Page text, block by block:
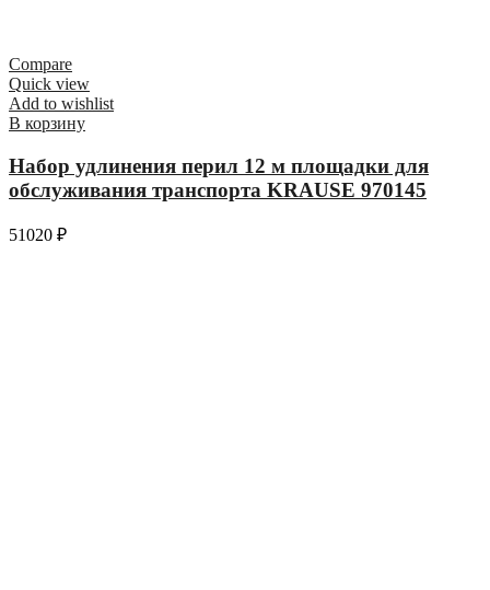
Compare
Quick view
Add to wishlist
В корзину
Набор удлинения перил 12 м площадки для
обслуживания транспорта KRAUSE 970145
51020 ₽